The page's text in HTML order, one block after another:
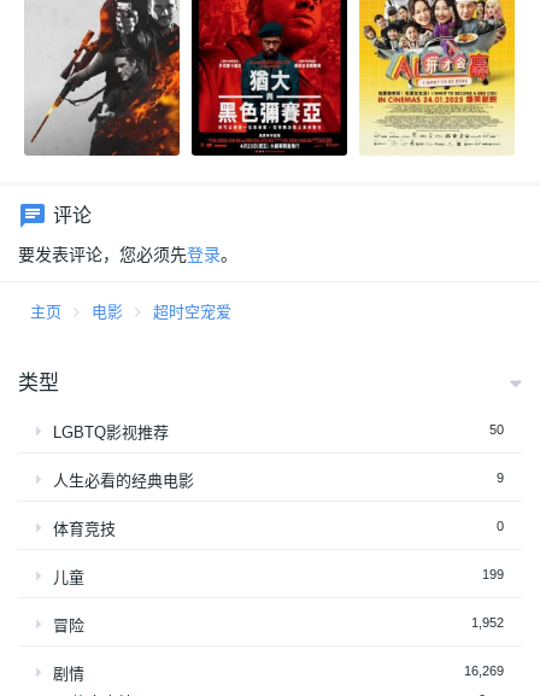
评论
要发表评论，您必须先登录。
主页 电影 超时空宠爱
类型
LGBTQ影视推荐 50
人生必看的经典电影 9
体育竞技 0
儿童 199
冒险 1,952
剧情 16,269